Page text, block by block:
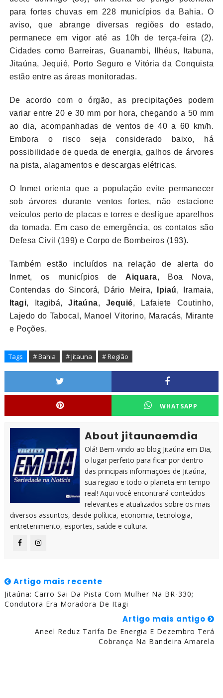
para fortes chuvas em 228 municípios da Bahia. O
aviso, que abrange diversas regiões do estado,
permanece em vigor até as 10h de terça-feira (2).
Cidades como Barreiras, Guanambi, Ilhéus, Itabuna,
Jitaúna, Jequié, Porto Seguro e Vitória da Conquista
estão entre as áreas monitoradas.
De acordo com o órgão, as precipitações podem
variar entre 20 e 30 mm por hora, chegando a 50 mm
ao dia, acompanhadas de ventos de 40 a 60 km/h.
Embora o risco seja considerado baixo, há
possibilidade de queda de energia, galhos de árvores
na pista, alagamentos e descargas elétricas.
O Inmet orienta que a população evite permanecer
sob árvores durante ventos fortes, não estacione
veículos perto de placas e torres e desligue aparelhos
da tomada. Em caso de emergência, os contatos são
Defesa Civil (199) e Corpo de Bombeiros (193).
Também estão incluídos na relação de alerta do
Inmet, os municípios de Aiquara, Boa Nova,
Contendas do Sincorá, Dário Meira,
Ipiaú, Iramaia,
Itagi, Itagibá,Jitaúna, Jequié, Lafaiete Coutinho,
Lajedo do Tabocal, Manoel Vitorino, Maracás, Mirante
e Poções.
Tags # Bahia # Jitauna # Região
WHATSAPP
About jitaunaemdia
Olá! Bem-vindo ao blog Jitaúna em Dia,
o lugar perfeito para ficar por dentro
das principais informações de Jitaúna,
sua região e todo o planeta em tempo
real! Aqui você encontrará conteúdos
relevantes e atualizados sobre os mais
diversos assuntos, desde política, economia, tecnologia,
entretenimento, esportes, saúde e cultura.
Artigo mais recente
Jitaúna: Carro Sai Da Pista Com Mulher Na BR-330;
Condutora Era Moradora De Itagi
Artigo mais antigo
Aneel Reduz Tarifa De Energia E Dezembro Terá
Cobrança Na Bandeira Amarela